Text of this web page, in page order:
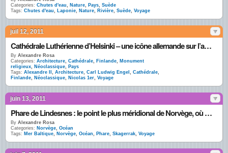
Categories: Chutes d'eau, Nature, Pays, Suède
Tags: Chutes d'eau, Laponie, Nature, Rivière, Suède, Voyage
juil 12, 2011
Cathédrale Luthérienne d’Helsinki – une icône allemande sur l’ancienne terre des tsars
By Alexandre Rosa
Categories: Architecture, Cathédrale, Finlande, Monument
religieux, Néoclassique, Pays
Tags: Alexandre II , Architecture, Carl Ludwig Engel , Cathédrale,
Finlande, Néoclassique, Nicolas 1er, Voyage
juin 13, 2011
Phare de Lindesnes : le point le plus méridional de Norvège, où se rencontrent Mer du Nord et Mer Baltique
By Alexandre Rosa
Categories: Norvège, Océan
Tags: Mer Baltique, Norvège, Océan, Phare, Skagerrak, Voyage